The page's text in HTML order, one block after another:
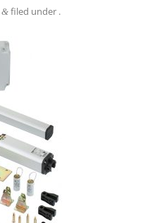
&filed under .